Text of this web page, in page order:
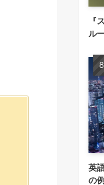
『
ル
英
の